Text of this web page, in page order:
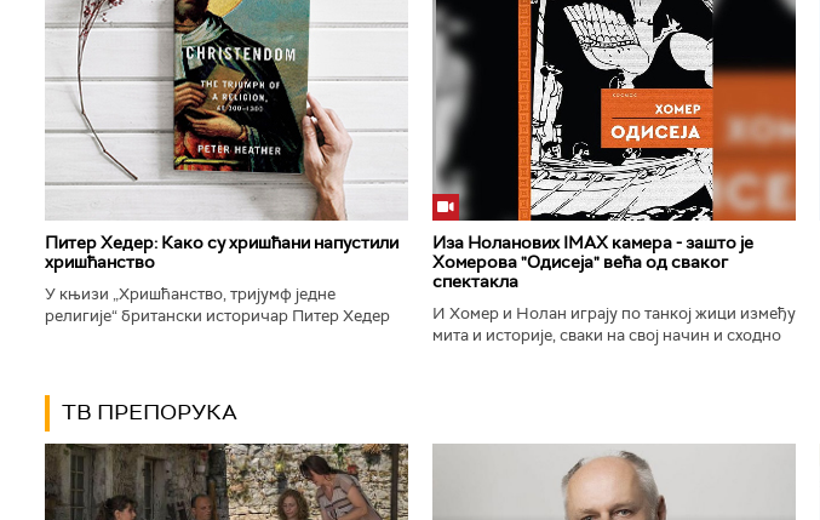
Питер Хедер: Како су хришћани напустили
хришћанство
У књизи „Хришћанство, тријумф једне
религије“ британски историчар Питер Хедер
Иза Ноланових IMAX камера - зашто је
Хомерова "Одисеја" већа од сваког
спектакла
И Хомер и Нолан играју по танкој жици између
мита и историје, сваки на свој начин и сходно
ТВ ПРЕПОРУКА